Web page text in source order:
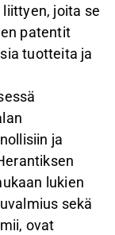
joita se
patentit
tuotteita ja
ja
lukien
sekä
ovat